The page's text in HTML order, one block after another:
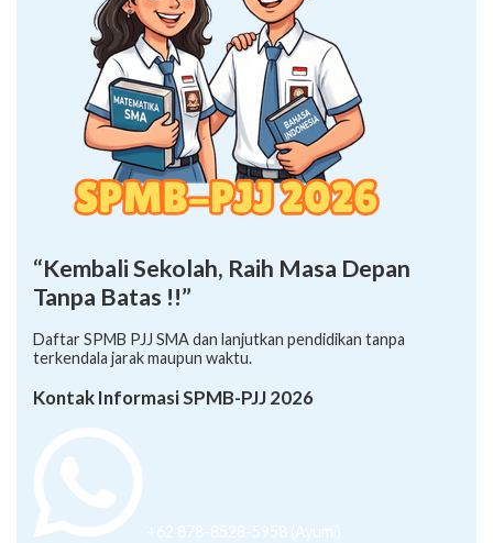
“Kembali Sekolah, Raih Masa Depan
Tanpa Batas !!”
Daftar SPMB PJJ SMA dan lanjutkan pendidikan tanpa
terkendala jarak maupun waktu.
Kontak Informasi SPMB-PJJ 2026
+62 878-8528-5958 (Ayumi)